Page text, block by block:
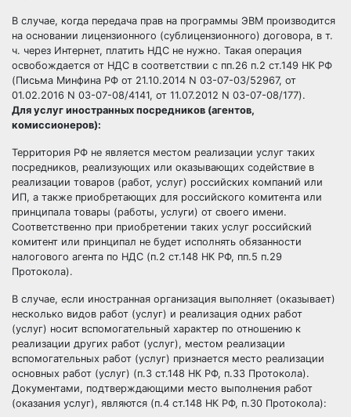
В случае, когда передача прав на программы ЭВМ производится
на основании лицензионного (сублицензионного) договора, в т.
ч. через Интернет, платить НДС не нужно. Такая операция
освобождается от НДС в соответствии с пп.26 п.2 ст.149 НК РФ
(Письма Минфина РФ от 21.10.2014 N 03-07-03/52967, от
01.02.2016 N 03-07-08/4141, от 11.07.2012 N 03-07-08/177).
Для услуг иностранных посредников (агентов,
комиссионеров):
Территория РФ не является местом реализации услуг таких
посредников, реализующих или оказывающих содействие в
реализации товаров (работ, услуг) российских компаний или
ИП, а также приобретающих для российского комитента или
принципала товары (работы, услуги) от своего имени.
Соответственно при приобретении таких услуг российский
комитент или принципал не будет исполнять обязанности
налогового агента по НДС (п.2 ст.148 НК РФ, пп.5 п.29
Протокола).
В случае, если иностранная организация выполняет (оказывает)
несколько видов работ (услуг) и реализация одних работ
(услуг) носит вспомогательный характер по отношению к
реализации других работ (услуг), местом реализации
вспомогательных работ (услуг) признается место реализации
основных работ (услуг) (п.3 ст.148 НК РФ, п.33 Протокола).
Документами, подтверждающими место выполнения работ
(оказания услуг), являются (п.4 ст.148 НК РФ, п.30 Протокола):